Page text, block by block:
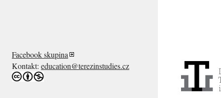
Facebook skupina
Kontakt: education@terezinstudies.cz